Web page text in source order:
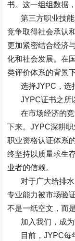
书。这一组组数据
第三方职业技
竞争取得社会承认
更加紧密结合经济
化和社会发展。在
类评价体系的背景
选择JYPC ，
JYPC证书之所
在市场经济的
下来。JYPC深耕
职业资格认证体系
终坚持以质量求生
业者的信赖。
对于广大给排
专业能力被市场验
不是一纸空文，而
加入我们，成
目前，JYPC每